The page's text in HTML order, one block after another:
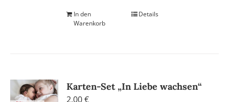
In den
Warenkorb
Details
Karten-Set „In Liebe wachsen“
2,00€